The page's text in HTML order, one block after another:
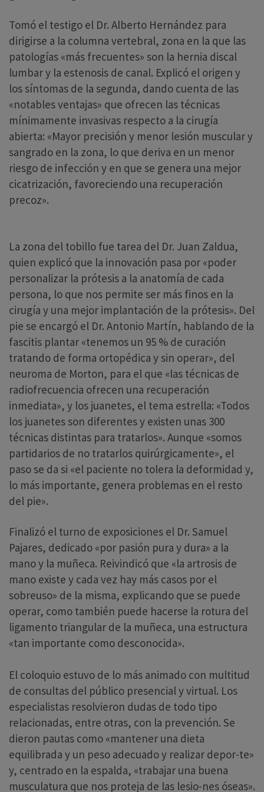
Tomó el testigo el Dr. Alberto Hernández para
dirigirse a la columna vertebral, zona en la que las
patologías «más frecuentes» son la hernia discal
lumbar y la estenosis de canal. Explicó el origen y
los síntomas de la segunda, dando cuenta de las
«notables ventajas» que ofrecen las técnicas
mínimamente invasivas respecto a la cirugía
abierta: «Mayor precisión y menor lesión muscular y
sangrado en la zona, lo que deriva en un menor
riesgo de infección y en que se genera una mejor
cicatrización, favoreciendo una recuperación
precoz».
La zona del tobillo fue tarea del Dr. Juan Zaldua,
quien explicó que la innovación pasa por «poder
personalizar la prótesis a la anatomía de cada
persona, lo que nos permite ser más finos en la
cirugía y una mejor implantación de la prótesis». Del
pie se encargó el Dr. Antonio Martín, hablando de la
fascitis plantar «tenemos un 95 % de curación
tratando de forma ortopédica y sin operar», del
neuroma de Morton, para el que «las técnicas de
radiofrecuencia ofrecen una recuperación
inmediata», y los juanetes, el tema estrella: «Todos
los juanetes son diferentes y existen unas 300
técnicas distintas para tratarlos». Aunque «somos
partidarios de no tratarlos quirúrgicamente», el
paso se da si «el paciente no tolera la deformidad y,
lo más importante, genera problemas en el resto
del pie».
Finalizó el turno de exposiciones el Dr. Samuel
Pajares, dedicado «por pasión pura y dura» a la
mano y la muñeca. Reivindicó que «la artrosis de
mano existe y cada vez hay más casos por el
sobreuso» de la misma, explicando que se puede
operar, como también puede hacerse la rotura del
ligamento triangular de la muñeca, una estructura
«tan importante como desconocida».
El coloquio estuvo de lo más animado con multitud
de consultas del público presencial y virtual. Los
especialistas resolvieron dudas de todo tipo
relacionadas, entre otras, con la prevención. Se
dieron pautas como «mantener una dieta
equilibrada y un peso adecuado y realizar depor-te»
y, centrado en la espalda, «trabajar una buena
musculatura que nos proteja de las lesio-nes óseas».